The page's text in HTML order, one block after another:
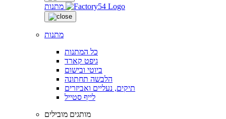
מתנות
מתנות
כל המתנות
גיפט קארד
ביוטי ובישום
הלבשה תחתונה
תיקים, נעליים ואביזרים
לייף סטייל
מותגים מובילים